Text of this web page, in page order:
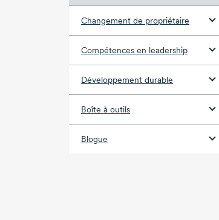
Changement de propriétaire
Compétences en leadership
Développement durable
Boîte à outils
Blogue